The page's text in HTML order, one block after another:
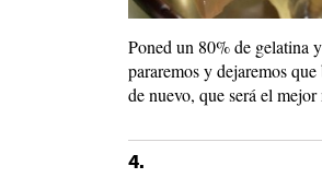
Poned un 80% de gelatina
pararemos y dejaremos
de nuevo, que será el
4.